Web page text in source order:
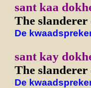
sant kaa
The
De
sant kay
The slanderer
De